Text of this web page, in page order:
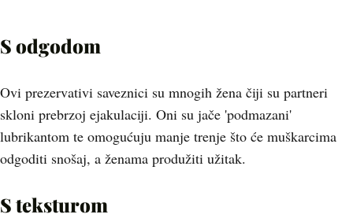
S odgodom
Ovi prezervativi saveznici su mnogih žena čiji su partneri
skloni prebrzoj ejakulaciji. Oni su jače 'podmazani'
lubrikantom te omogućuju manje trenje što će muškarcima
odgoditi snošaj, a ženama produžiti užitak.
S teksturom